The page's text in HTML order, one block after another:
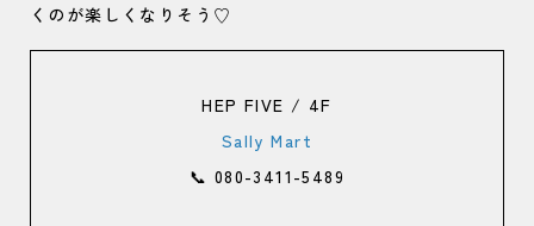
くのが楽しくなりそう♡
HEP FIVE / 4F
Sally Mart
📞 080-3411-5489